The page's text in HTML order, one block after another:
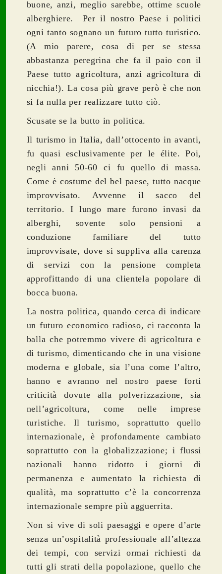
buone, anzi, meglio sarebbe, ottime scuole
alberghiere. Per il nostro Paese i politici
ogni tanto sognano un futuro tutto turistico.
(A mio parere, cosa di per se stessa
abbastanza peregrina che fa il paio con il
Paese tutto agricoltura, anzi agricoltura di
nicchia!). La cosa più grave però è che non
si fa nulla per realizzare tutto ciò.
Scusate se la butto in politica.
Il turismo in Italia, dall’ottocento in avanti,
fu quasi esclusivamente per le élite. Poi,
negli anni 50-60 ci fu quello di massa.
Come è costume del bel paese, tutto nacque
improvvisato. Avvenne il sacco del
territorio. I lungo mare furono invasi da
alberghi, sovente solo pensioni a
conduzione familiare del tutto
improvvisate, dove si suppliva alla carenza
di servizi con la pensione completa
approfittando di una clientela popolare di
bocca buona.
La nostra politica, quando cerca di indicare
un futuro economico radioso, ci racconta la
balla che potremmo vivere di agricoltura e
di turismo, dimenticando che in una visione
moderna e globale, sia l’una come l’altro,
hanno e avranno nel nostro paese forti
criticità dovute alla polverizzazione, sia
nell’agricoltura, come nelle imprese
turistiche. Il turismo, soprattutto quello
internazionale, è profondamente cambiato
soprattutto con la globalizzazione; i flussi
nazionali hanno ridotto i giorni di
permanenza e aumentato la richiesta di
qualità, ma soprattutto c’è la concorrenza
internazionale sempre più agguerrita.
Non si vive di soli paesaggi e opere d’arte
senza un’ospitalità professionale all’altezza
dei tempi, con servizi ormai richiesti da
tutti gli strati della popolazione, quello che